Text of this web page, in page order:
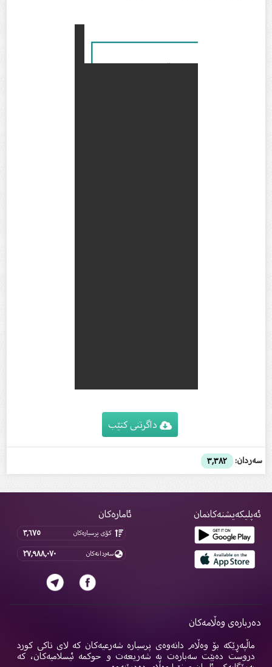
داگرتنی کتێب
سەردان: ٣,٣٨٢
ئەپلیکەیشنەکانمان ئامارەکان
کۆی پرسیارەکان ٣,٦٧٥
سەردانەکان ٢٧,٩٨٨,٠٧٠
دەربارەی وەڵامەکان
ماڵپەڕێکە بۆ وەڵام دانەوەی پرسیارە شەرعیەکان کە لای تاکی کورد
دروست دەبێت سەبارەت بە شەریعەت و حوکمە ئیسلامیەکان، کە